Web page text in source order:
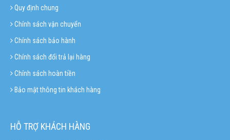
Quy định chung
Chính sách vận chuyển
Chính sách bảo hành
Chính sách đổi trả lại hàng
Chính sách hoàn tiền
Bảo mật thông tin khách hàng
HỖ TRỢ KHÁCH HÀNG